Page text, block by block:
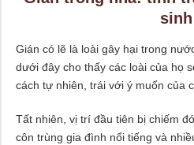
sinh
Gián có lẽ là loài gây hại trong
dưới đây cho thấy các loài của họ
cách tự nhiên, trái với ý muốn của
Tất nhiên, vị trí đầu tiên bị chiếm
côn trùng gia đình nổi tiếng và